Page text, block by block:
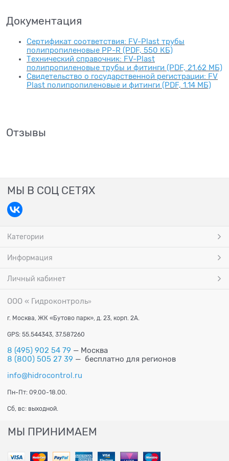
Документация
Сертификат соответствия: FV-Plast трубы
полипропиленовые PP-R (PDF, 550 КБ)
Технический справочник: FV-Plast
полипропиленовые трубы и фитинги (PDF, 21.62 МБ)
Свидетельство о государственной регистрации: FV
Plast полипропиленовые и фитинги (PDF, 1.14 МБ)
Отзывы
МЫ В СОЦ СЕТЯХ
Категории
Информация
Личный кабинет
ООО « Гидроконтроль»
г. Москва, ЖК «Бутово парк», д. 23, корп. 2А.
GPS: 55.544343, 37.587260
8 (495) 902 54 79 — Москва
8 (800) 505 27 39 — бесплатно для регионов
info@hidrocontrol.ru
Пн-Пт: 09.00-18.00.
Сб, вс: выходной.
МЫ ПРИНИМАЕМ